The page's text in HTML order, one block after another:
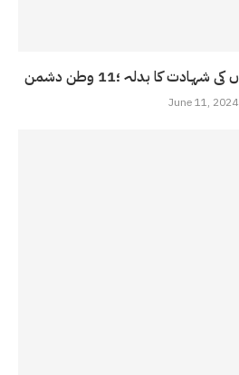
June 11, 2024